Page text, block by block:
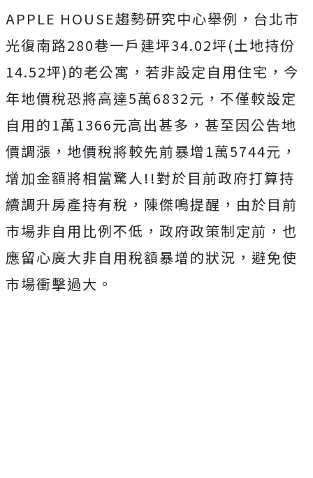
APPLE HOUSE趨勢研究中心舉例，台北市
光復南路280巷一戶建坪34.02坪(土地持份
14.52坪)的老公寓，若非設定自用住宅，今
年地價稅恐將高達5萬6832元，不僅較設定
自用的1萬1366元高出甚多，甚至因公告地
價調漲，地價稅將較先前暴增1萬5744元，
增加金額將相當驚人!!對於目前政府打算持
續調升房產持有稅，陳傑鳴提醒，由於目前
市場非自用比例不低，政府政策制定前，也
應留心廣大非自用稅額暴增的狀況，避免使
市場衝擊過大。